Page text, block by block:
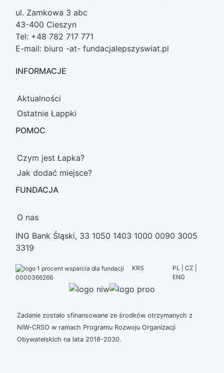
ul. Zamkowa 3 abc
43-400 Cieszyn
Tel: +48 782 717 771
E-mail: biuro -at- fundacjalepszyswiat.pl
INFORMACJE
Aktualności
Ostatnie Łappki
POMOC
Czym jest Łapka?
Jak dodać miejsce?
FUNDACJA
O nas
ING Bank Śląski, 33 1050 1403 1000 0090 3005
3319
KRS
0000366266
PL | CZ |
ENG
Zadanie zostało sfinansowane ze środków otrzymanych z
NIW-CRSO w ramach Programu Rozwoju Organizacji
Obywatelskich na lata 2018-2030.